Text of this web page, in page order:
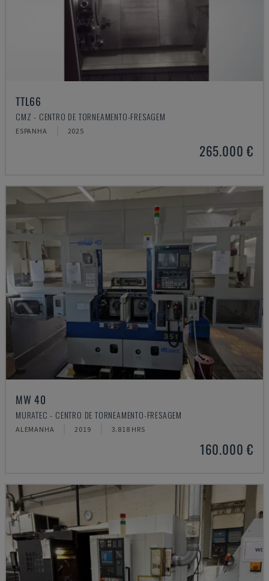
TTL66
CMZ - CENTRO DE TORNEAMENTO-FRESAGEM
ESPANHA 2025
265.000 €
MW 40
MURATEC - CENTRO DE TORNEAMENTO-FRESAGEM
ALEMANHA 2019 3.818 HRS
160.000 €